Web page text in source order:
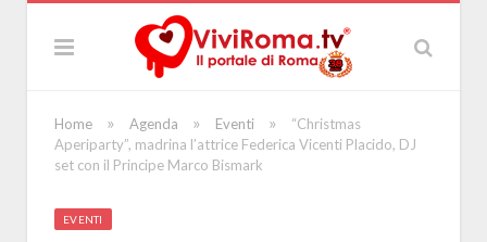
Home » Agenda » Eventi »
“Christmas
Aperiparty”, madrina l’attrice Federica Vicenti Placido, DJ
set con il Principe Marco Bismark
EVENTI